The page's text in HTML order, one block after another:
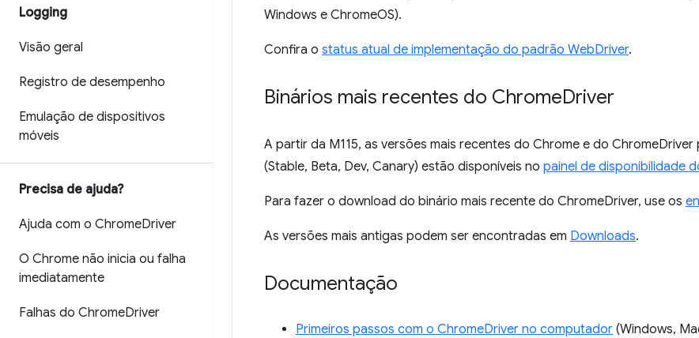
Logging
Visão geral
Registro de desempenho
Emulação de dispositivos
móveis
Precisa de ajuda?
Ajuda com o ChromeDriver
O Chrome não inicia ou falha
imediatamente
Falhas do ChromeDriver
Windows e ChromeOS).
Confira o status atual de implementação do padrão WebDriver.
Binários mais recentes do ChromeDriver
A partir da M115, as versões mais recentes do Chrome e do
(Stable, Beta, Dev, Canary) estão disponíveis no painel de disponibilidade
Para fazer o download do binário mais recente do ChromeDriver, use os
As versões mais antigas podem ser encontradas em Downloads.
Documentação
Primeiros passos com o ChromeDriver no computador (Windows,